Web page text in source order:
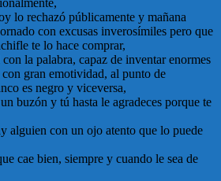
lo rechazó públicamente y mañana
con excusas inverosímiles pero que
te lo hace comprar,
la palabra, capaz de inventar enormes
con gran emotividad, al punto de
es negro y viceversa,
buzón y tú hasta le agradeces porque te
alguien con un ojo atento que lo puede
cae bien, siempre y cuando le sea de